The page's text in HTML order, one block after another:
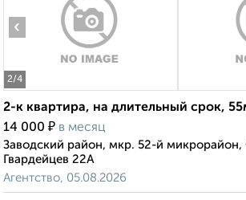
2/4
‹
2-к квартира, на длительный срок,
14 000 ₽ в месяц
Заводский район, мкр. 52-й
Гвардейцев 22А
Агентство, 05.08.2026